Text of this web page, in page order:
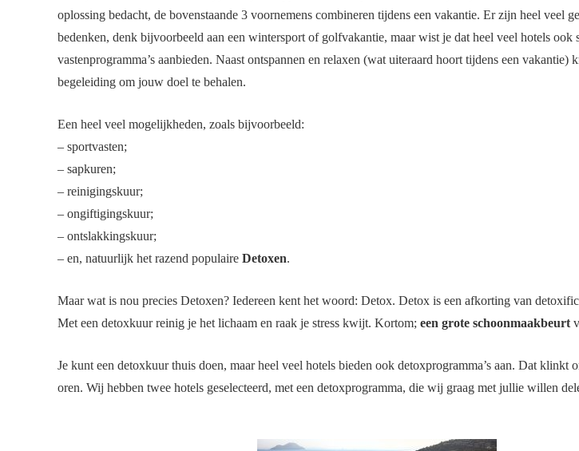
oplossing bedacht, de bovenstaande 3 voornemens combineren tijdens een vakantie. Er zijn heel veel
bedenken, denk bijvoorbeeld aan een wintersport of golfvakantie, maar wist je dat heel veel hotels ook
vastenprogramma’s aanbieden. Naast ontspannen en relaxen (wat uiteraard hoort tijdens een vakantie)
begeleiding om jouw doel te behalen.
Een heel veel mogelijkheden, zoals bijvoorbeeld:
– sportvasten;
– sapkuren;
– reinigingskuur;
– ongiftigingskuur;
– ontslakkingskuur;
– en, natuurlijk het razend populaire Detoxen.
Maar wat is nou precies Detoxen? Iedereen kent het woord: Detox. Detox is een afkorting van
Met een detoxkuur reinig je het lichaam en raak je stress kwijt. Kortom; een grote schoonmaakbeurt
Je kunt een detoxkuur thuis doen, maar heel veel hotels bieden ook detoxprogramma’s aan. Dat klinkt
oren. Wij hebben twee hotels geselecteerd, met een detoxprogramma, die wij graag met jullie willen